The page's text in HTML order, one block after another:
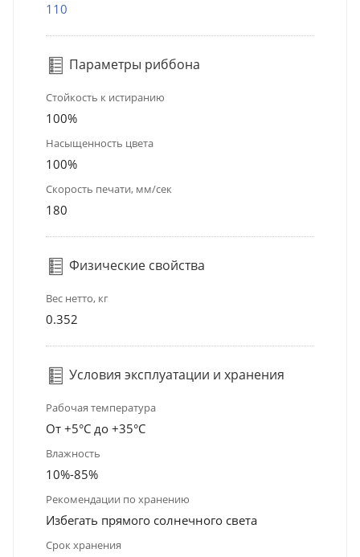
110
Параметры риббона
Стойкость к истиранию
100%
Насыщенность цвета
100%
Скорость печати, мм/сек
180
Физические свойства
Вес нетто, кг
0.352
Условия эксплуатации и хранения
Рабочая температура
От +5°С до +35°С
Влажность
10%-85%
Рекомендации по хранению
Избегать прямого солнечного света
Срок хранения